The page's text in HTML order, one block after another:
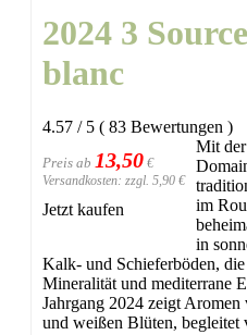
2024 3
blanc
4.57 / 5 ( 83 Bewertungen )
Preis ab 13,50 €
Versandkosten: zzgl. 5,90 €
Jetzt kaufen
Mit der
im
in
Kalk- und Schieferböden,
Mineralität und mediterrane
Jahrgang 2024 zeigt
und weißen Blüten, begleitet